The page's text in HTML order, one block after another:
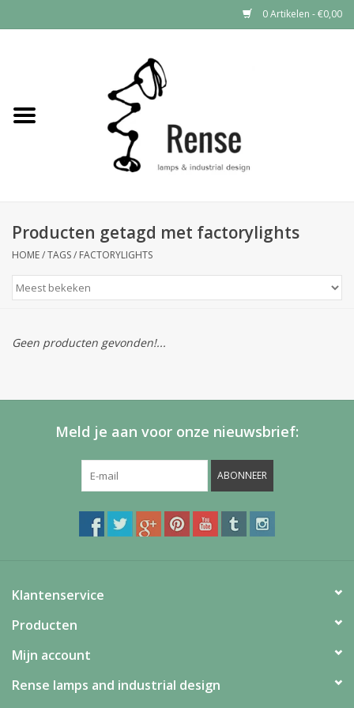
0 Artikelen - €0,00
Industrial lamps
Producten getagd met factorylights
HOME/TAGS/ FACTORYLIGHTS
Geen producten gevonden!...
Meld je aan voor onze nieuwsbrief:
ABONNEER
Klantenservice
Producten
Mijn account
Rense lamps and industrial design